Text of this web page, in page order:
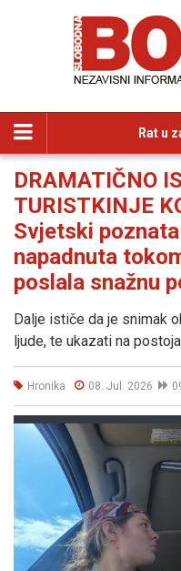
Rat u
DRAMATIČNO
TURISTKINJE
Svjetski
napadnuta
poslala snažnu
Dalje ističe da je snimak
ljude, te ukazati na
Hronika 08. Jul. 2026